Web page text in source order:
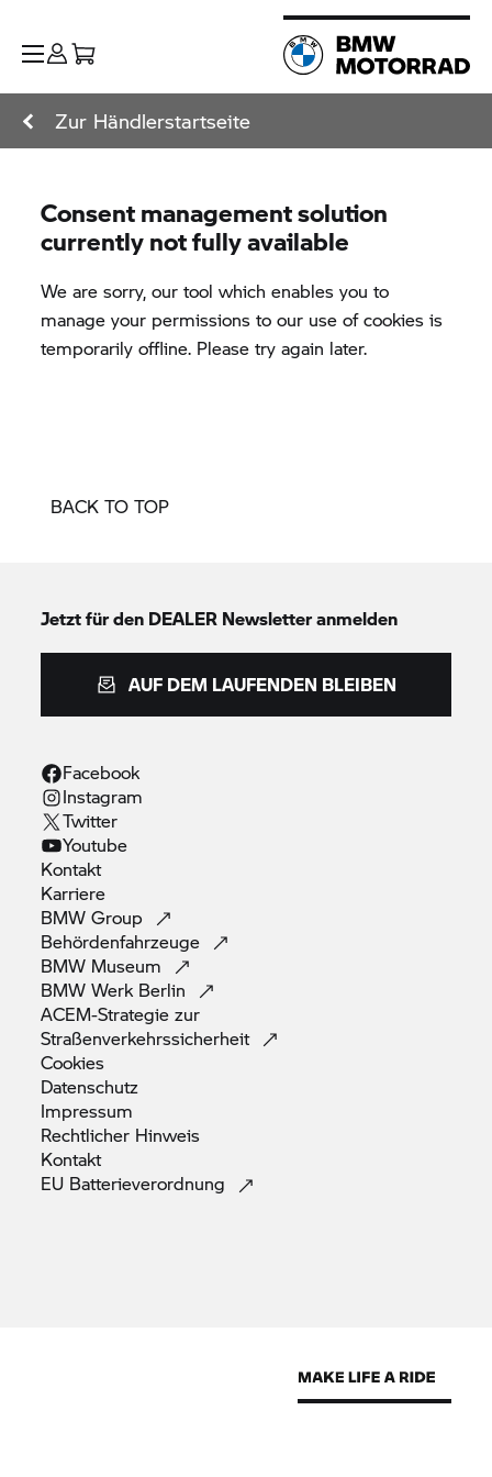
Zur Händlerstartseite
BACK TO TOP
Jetzt für den DEALER Newsletter anmelden
AUF DEM LAUFENDEN BLEIBEN
Facebook
Instagram
Twitter
Youtube
Kontakt
Karriere
BMWGroup
Behördenfahrzeuge
BMW Museum
BMW Werk Berlin
ACEM-Strategie zur
Straßenverkehrssicherheit
Cookies
Datenschutz
Impressum
Rechtlicher Hinweis
Kontakt
EU Batterieverordnung